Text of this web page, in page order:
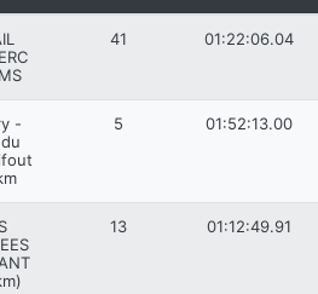
41 01:22:06.04
-
5 01:52:13.00
13 01:12:49.91